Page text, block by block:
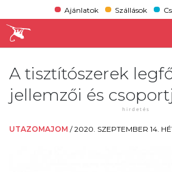
Ajánlatok Szállások
A tisztítószerek
jellemzői és
UTAZOMAJOM /2020. SZEPTEMBER 14.